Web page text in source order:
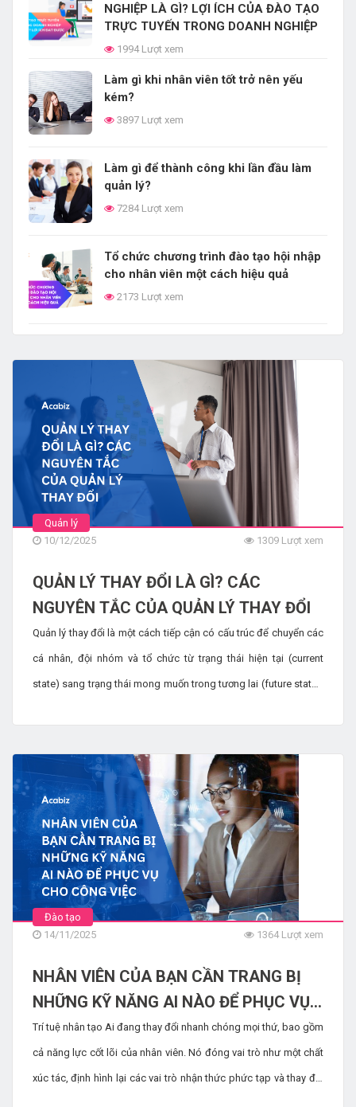
NGHIỆP LÀ GÌ? LỢI ÍCH CỦA ĐÀO TẠO
TRỰC TUYẾN TRONG DOANH NGHIỆP
1994 Lượt xem
Làm gì khi nhân viên tốt trở nên yếu
kém?
3897 Lượt xem
Làm gì để thành công khi lần đầu làm
quản lý?
7284 Lượt xem
Tổ chức chương trình đào tạo hội nhập
cho nhân viên một cách hiệu quả
2173 Lượt xem
6106 Lượt xem
TẠO CHƯƠNG TRÌNH CỐ VẤN TẠI NƠI
LÀM VIỆC: BẠN CẦN CÁC BƯỚC VÀ
MẸO CHÍNH NÀO?
3848 Lượt xem
TẦM QUAN TRỌNG CỦA VIỆC ĐÀO TẠO
DỰA TRÊN NĂNG LỰC TRONG PHÁT
4155 Lượt xem
8 KHUYẾN NGHỊ VỀ QUẢN LÝ GEN Z TẠI
NƠI LÀM VIỆC
11783 Lượt xem
[TẢI MIỄN PHÍ] SỔ TAY HƯỚNG DẪN
LẬP KẾ HOẠCH ĐÀO TẠO CHO DOANH
NGHIỆP
2807 Lượt xem
Quản lý
10/12/2025
1309 Lượt xem
QUẢN LÝ THAY ĐỔI LÀ GÌ? CÁC
NGUYÊN TẮC CỦA QUẢN LÝ THAY ĐỔI
Quản lý thay đổi là một cách tiếp cận có cấu trúc để chuyển các
cá nhân, đội nhóm và tổ chức từ trạng thái hiện tại (current
state) sang trạng thái mong muốn trong tương lai (future state),
Đào tạo
14/11/2025
1364 Lượt xem
NHÂN VIÊN CỦA BẠN CẦN TRANG BỊ
NHỮNG KỸ NĂNG AI NÀO ĐỂ PHỤC VỤ
CHO CÔNG VIỆC
Trí tuệ nhân tạo Ai đang thay đổi nhanh chóng mọi thứ, bao gồm
cả năng lực cốt lõi của nhân viên. Nó đóng vai trò như một chất
xúc tác, định hình lại các vai trò nhận thức phức tạp và thay đổi